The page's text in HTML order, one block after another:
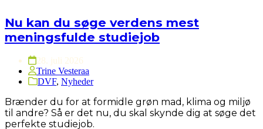
Nu kan du søge verdens mest
meningsfulde studiejob
28. juli 2026
Trine Vesteraa
DVF, Nyheder
Brænder du for at formidle grøn mad, klima og miljø
til andre? Så er det nu, du skal skynde dig at søge det
perfekte studiejob.